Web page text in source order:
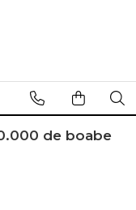
de boabe